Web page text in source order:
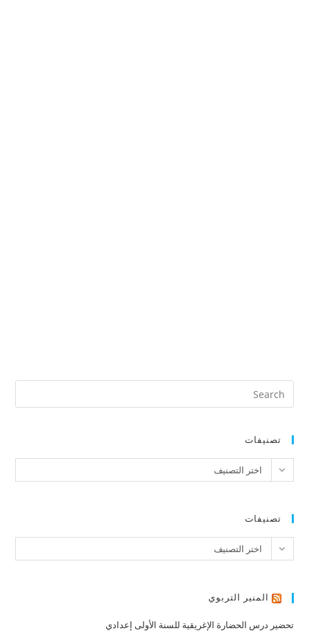
تصنيفات
تصنيفاتاختر التصنيف
تصنيفات
تصنيفاتاختر التصنيف
المنير التربوي
تحضير درس الحضارة الإغريقية للسنة الأولى إعدادي